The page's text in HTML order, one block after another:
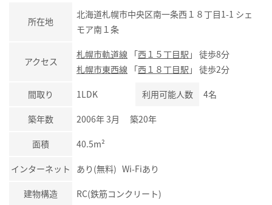
所在地
北海道札幌市中央区南一条西１８丁目1-1 シェ
モア南１条
アクセス
札幌市軌道線 「西１５丁目駅 」 徒歩8分
札幌市東西線 「西１８丁目駅 」 徒歩2分
間取り 1LDK 利用可能人数 4名
築年数 2006年 3月 築20年
面積 40.5m²
インターネット あり(無料) Wi-Fiあり
建物構造 RC(鉄筋コンクリート)